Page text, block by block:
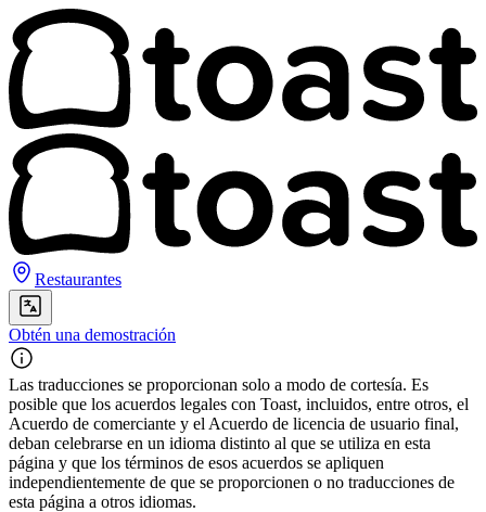
Restaurantes
Obtén una demostración
Las traducciones se proporcionan solo a modo de cortesía. Es
posible que los acuerdos legales con Toast, incluidos, entre otros, el
Acuerdo de comerciante y el Acuerdo de licencia de usuario final,
deban celebrarse en un idioma distinto al que se utiliza en esta
página y que los términos de esos acuerdos se apliquen
independientemente de que se proporcionen o no traducciones de
esta página a otros idiomas.